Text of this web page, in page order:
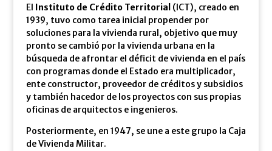
El Instituto de Crédito Territorial (ICT), creado en
1939, tuvo como tarea inicial propender por
soluciones para la vivienda rural, objetivo que muy
pronto se cambió por la vivienda urbana en la
búsqueda de afrontar el déficit de vivienda en el país
con programas donde el Estado era multiplicador,
ente constructor, proveedor de créditos y subsidios
y también hacedor de los proyectos con sus propias
oficinas de arquitectos e ingenieros.
Posteriormente, en 1947, se une a este grupo la Caja
de Vivienda Militar.